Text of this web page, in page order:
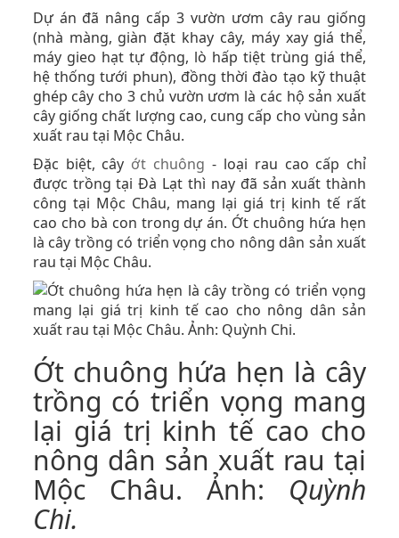
Dự án đã nâng cấp 3 vườn ươm cây rau giống
(nhà màng, giàn đặt khay cây, máy xay giá thể,
máy gieo hạt tự động, lò hấp tiệt trùng giá thể,
hệ thống tưới phun), đồng thời đào tạo kỹ thuật
ghép cây cho 3 chủ vườn ươm là các hộ sản xuất
cây giống chất lượng cao, cung cấp cho vùng sản
xuất rau tại Mộc Châu.
Đặc biệt, cây ớt chuông - loại rau cao cấp chỉ
được trồng tại Đà Lạt thì nay đã sản xuất thành
công tại Mộc Châu, mang lại giá trị kinh tế rất
cao cho bà con trong dự án. Ớt chuông hứa hẹn
là cây trồng có triển vọng cho nông dân sản xuất
rau tại Mộc Châu.
Ớt chuông hứa hẹn là cây
trồng có triển vọng mang
lại giá trị kinh tế cao cho
nông dân sản xuất rau tại
Mộc Châu. Ảnh: Quỳnh
Chi.